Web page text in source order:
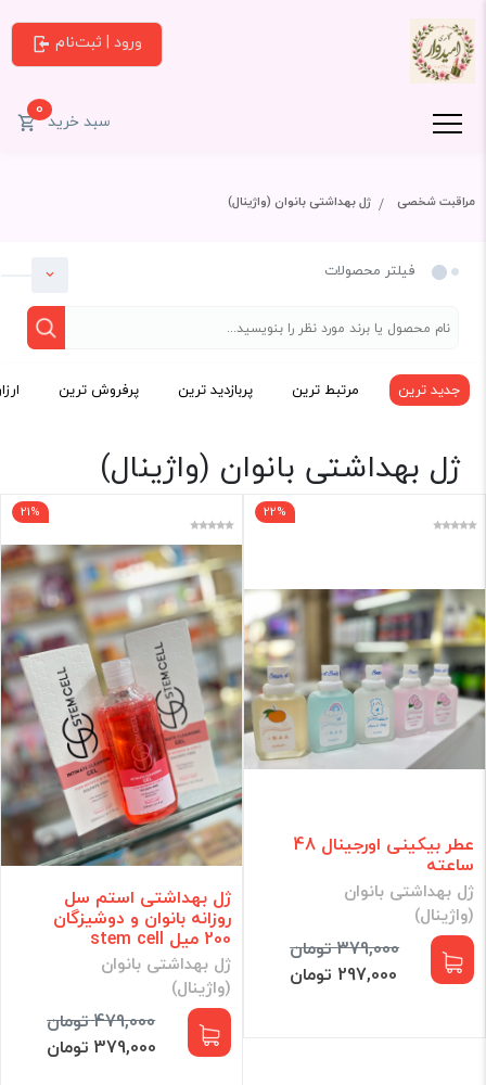
ورود | ثبت‌نام
سبد خرید0
مراقبت شخصی ژل بهداشتی بانوان (واژینال)
فیلتر محصولات
دسته بندی
مراقبت شخصی
فقط کالاهای موجود
فیلتر براساس قیمت :
قیمت:0 - 379,000 تومان
جدید ترین مرتبط ترین پربازدید ترین پرفروش ترین
ژل بهداشتی بانوان (واژینال)
22%
عطر بیکینی اورجینال 48
ساعته
ژل بهداشتی بانوان
(واژینال)
379,000 تومان
297,000 تومان
21%
ژل بهداشتی استم سل
روزانه بانوان و دوشیزگان
200 میل stem cell
ژل بهداشتی بانوان
(واژینال)
479,000 تومان
379,000 تومان